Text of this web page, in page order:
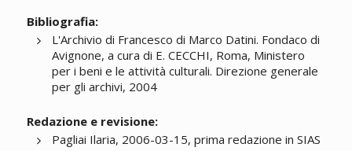
Bibliografia:
L'Archivio di Francesco di Marco Datini. Fondaco di
Avignone, a cura di E. CECCHI, Roma, Ministero
per i beni e le attività culturali. Direzione generale
per gli archivi, 2004
Redazione e revisione:
Pagliai Ilaria, 2006-03-15, prima redazione in SIAS